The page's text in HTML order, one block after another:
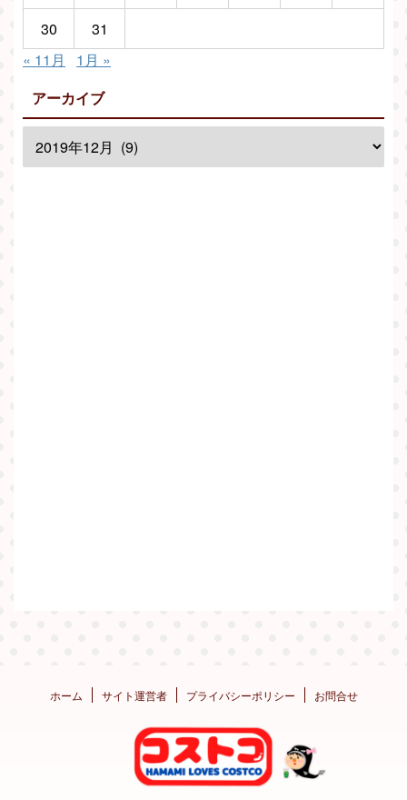
30
31
« 11月
1月 »
アーカイブ
ホーム サイト運営者 プライバシーポリシー お問合せ